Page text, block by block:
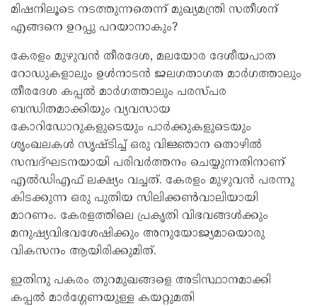
മിഷനിലൂടെ നടത്തുന്നതെന്ന് മുഖ്യമന്ത്രി സതീശന്
എങ്ങനെ ഉറപ്പു പറയാനാകും?
കേരളം മുഴുവന്‍ തീരദേശ, മലയോര ദേശീയപാത
റോഡുകളാലും ഉള്‍നാടന്‍ ജലഗതാഗത മാര്‍ഗത്താലും
തീരദേശ കപ്പല്‍ മാര്‍ഗത്താലും പരസ്പര
ബന്ധിതമാക്കിയും വ്യവസായ
കോറിഡോറുകളുടെയും പാര്‍ക്കുകളുടെയും
ശൃംഖലകള്‍ സൃഷ്ടിച്ച് ഒരു വിജ്ഞാന തൊഴില്‍
സമ്പദ്ഘടനയായി പരിവര്‍ത്തനം ചെയ്യുന്നതിനാണ്
എല്‍ഡിഎഫ് ലക്ഷ്യം വച്ചത്. കേരളം മുഴുവന്‍ പരന്നു
കിടക്കുന്ന ഒരു പുതിയ സിലിക്കണ്‍വാലിയായി
മാറണം. കേരളത്തിലെ പ്രകൃതി വിഭവങ്ങള്‍ക്കും
മനുഷ്യവിഭവശേഷിക്കും അനുയോജ്യമായൊരു
വികസനം ആയിരിക്കുമിത്.
ഇതിനു പകരം തുറമുഖങ്ങളെ അടിസ്ഥാനമാക്കി
കപ്പല്‍ മാര്‍ഗ്ഗേണയുള്ള കയറ്റുമതി